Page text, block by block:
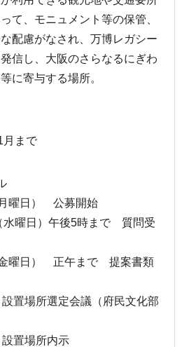
て、モニュメント等の保管、
配慮がなされ、万博レガシー
信し、大阪のさらなるにぎわ
に寄与する場所。
まで
曜日） 公募開始
曜日）午後5時まで 質問受
曜日） 正午まで 提案書類
置場所選定会議（府民文化部
置場所内示